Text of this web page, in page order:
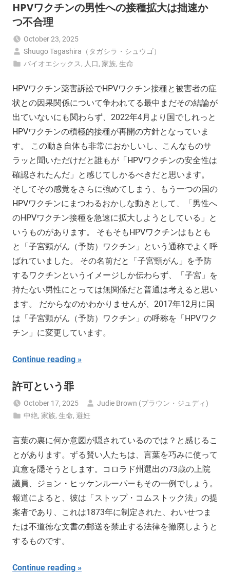
HPVワクチンの男性への接種拡大は拙速か
つ不合理
October 23, 2025
Shuugo Tagashira（タガシラ・シュウゴ）
バイオエシックス, 人口,家族,生命
HPVワクチン薬害訴訟でHPVワクチン接種と被害者の症
状との因果関係について争われてる最中まだその結論が
出ていないにも関わらず、2022年4月より国でしれっと
HPVワクチンの積極的接種が再開の方針となっていま
す。 この動き自体も非常におかしいし、こんなものサ
ラッと聞いただけだと誰もが「HPVワクチンの安全性は
確認されたんだ」と感じてしかるべきだと思います。
そしてその感覚をさらに強めてしまう、もう一つの国の
HPVワクチンにまつわるおかしな動きとして、「男性へ
のHPVワクチン接種を急速に拡大しようとしている」と
いうものがあります。 そもそもHPVワクチンはもとも
と「子宮頸がん（予防）ワクチン」という通称でよく呼
ばれていました。 その名前だと「子宮頸がん」を予防
するワクチンというイメージしか伝わらず、「子宮」を
持たない男性にとっては無関係だと普通は考えると思い
ます。 だからなのかわかりませんが、2017年12月に国
は「子宮頸がん（予防）ワクチン」の呼称を「HPVワク
チン」に変更しています。
Continue reading
許可という罪
October 17, 2025
Judie Brown (ブラウン・ジュディ)
中絶,家族,生命, 避妊
言葉の裏に何か意図が隠されているのでは？と感じるこ
とがあります。ずる賢い人たちは、言葉を巧みに使って
真意を隠そうとします。コロラド州選出の73歳の上院
議員、ジョン・ヒッケンルーパーもその一例でしょう。
報道によると、彼は「ストップ・コムストック法」の提
案者であり、これは1873年に制定された、わいせつま
たは不道徳な文書の郵送を禁止する法律を撤廃しようと
するものです。
Continue reading